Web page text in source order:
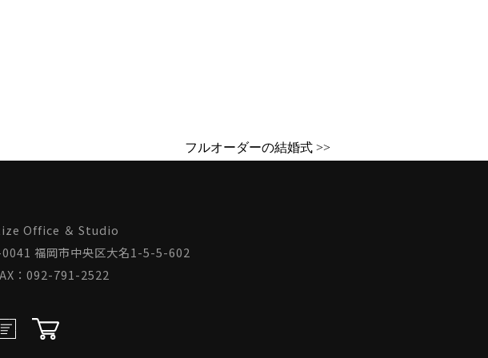
フルオーダーの結婚式 >>
Office ＆ Studio
福岡市中央区大名1-5-5-602
：092-791-2522